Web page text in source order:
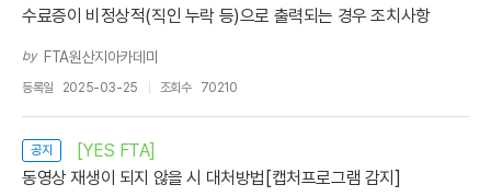
수료증이 비정상적(직인 누락 등)으로 출력되는 경우 조치사항
by FTA원산지아카데미
등록일 2025-03-25 조회수 70210
공지
[YES FTA]
동영상 재생이 되지 않을 시 대처방법[캡처프로그램 감지]